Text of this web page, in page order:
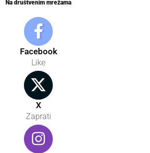
Na društvenim mrežama
Facebook
Like
X
Zaprati